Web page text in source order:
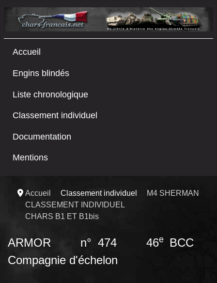
Accueil
Engins blindés
Liste chronologique
Classement individuel
Documentation
Mentions
Accueil Classement individuel
M4 SHERMAN
CLASSEMENT INDIVIDUEL
CHARS B1 ET B1bis
ARMOR n° 474 46e
BCC
Compagnie d'échelon